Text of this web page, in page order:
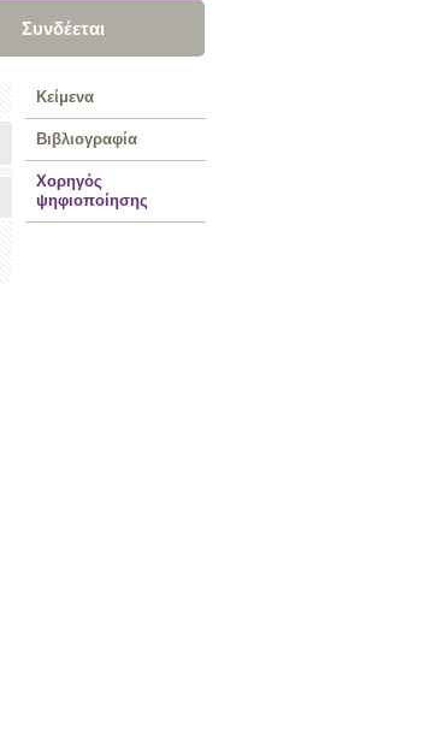
Συνδέεται
Κείμενα
Βιβλιογραφία
Χορηγός
ψηφιοποίησης